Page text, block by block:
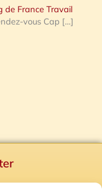
de France Travail
vous Cap […]